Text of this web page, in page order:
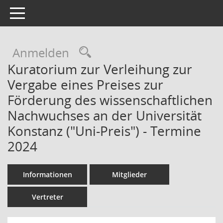
Toggle navigation
Anmelden Rechercheauswahl
Kuratorium zur Verleihung zur
Vergabe eines Preises zur
Förderung des wissenschaftlichen
Nachwuchses an der Universität
Konstanz ("Uni-Preis") - Termine
2024
Informationen Mitglieder
Vertreter